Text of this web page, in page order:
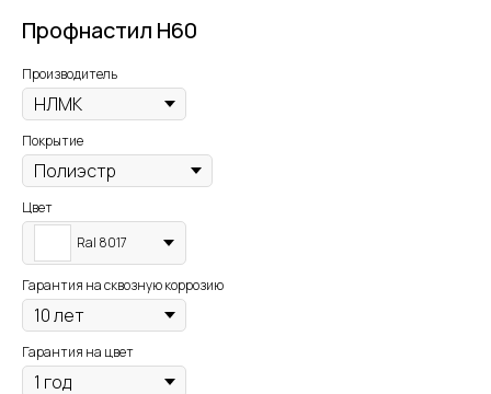
Профнастил Н60
Производитель
Покрытие
Цвет
Ral 8017
Гарантия на сквозную коррозию
Гарантия на цвет